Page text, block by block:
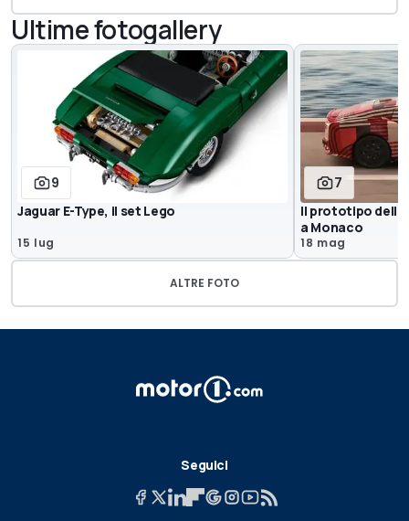
Ultime fotogallery
9
Jaguar E-Type, il set Lego
15 lug
7
Il prototipo della
a Monaco
18 mag
ALTRE FOTO
Seguici